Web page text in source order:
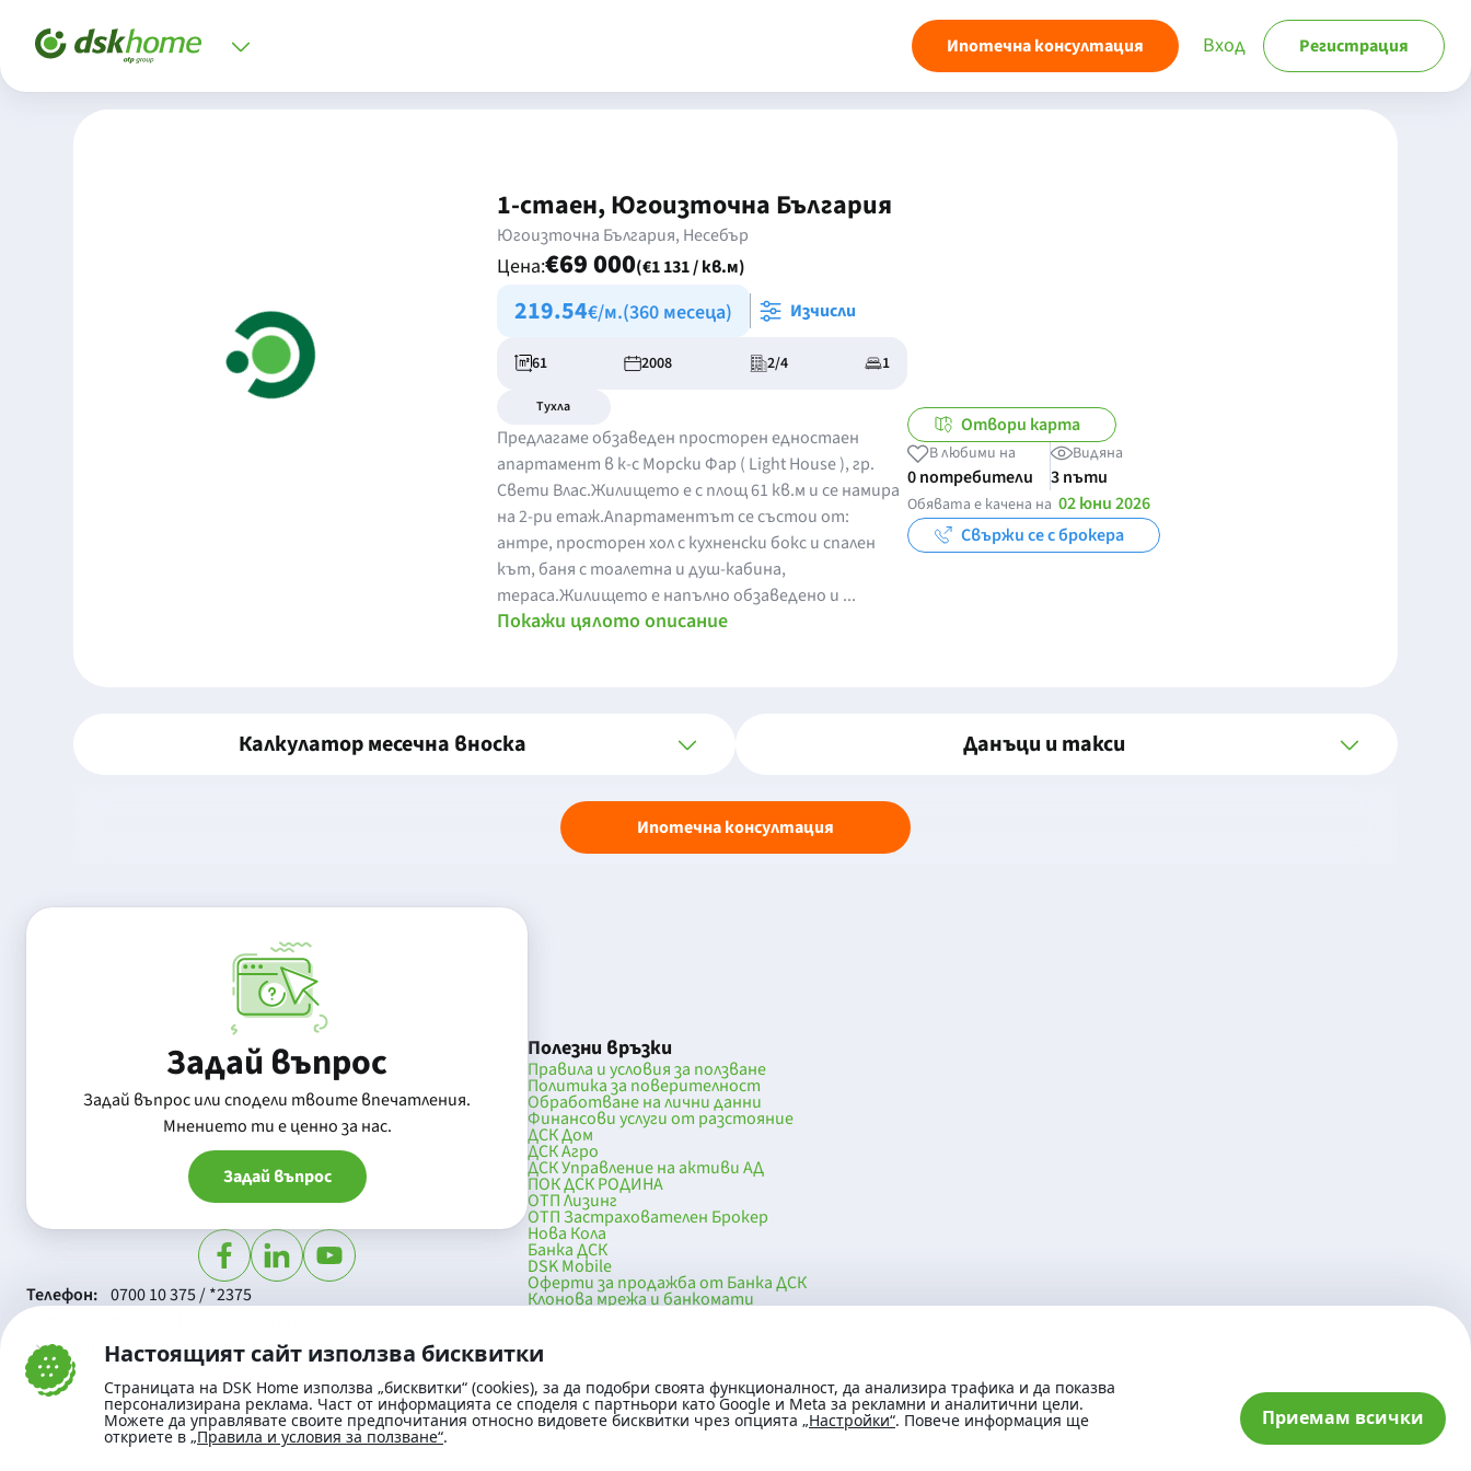
Настоящият сайт използва бисквитки
Страницата на DSK Home използва „бисквитки“ (cookies), за да подобри своята функционалност, да анализира трафика и да показва
персонализирана реклама. Част от информацията се споделя с партньори като Google и Meta за рекламни и аналитични цели.
Можете да управлявате своите предпочитания относно видовете бисквитки чрез опцията „Настройки“. Повече информация ще
откриете в „Правила и условия за ползване“.
Приемам всички
Ипотечна консултация Вход Регистрация
1-стаен, Югоизточна България
Югоизточна България, Несебър
Цена:€69 000(€1 131 / кв.м)
219.54€/м.(360 месеца) Изчисли
61 2008 2/4 1
Тухла
Предлагаме обзаведен просторен едностаен
апартамент в к-с Морски Фар ( Light House ), гр.
Свети Влас.Жилището е с площ 61 кв.м и се намира
на 2-ри етаж.Апартаментът се състои от:
антре, просторен хол с кухненски бокс и спален
кът, баня с тоалетна и душ-кабина,
тераса.Жилището е напълно обзаведено и ...
Покажи цялото описание
Отвори карта
В любими на
0 потребители
Видяна
3 пъти
Обявата е качена на 02 юни 2026
Свържи се с брокера
Калкулатор месечна вноска Данъци и такси
Ипотечна консултация
Задай въпрос
Задай въпрос или сподели твоите впечатления.
Mнението ти е ценно за нас.
Задай въпрос
Телефон:
SWIFT/BIC:
0700 10 375 / *2375
BIC/SWIFT на Банка ДСК: STSABGSF
Полезни връзки
Правила и условия за ползване
Политика за поверителност
Обработване на лични данни
Финансови услуги от разстояние
ДСК Дом
ДСК Агро
ДСК Управление на активи АД
ПОК ДСК РОДИНА
ОТП Лизинг
ОТП Застрахователен Брокер
Нова Кола
Банка ДСК
DSK Mobile
Оферти за продажба от Банка ДСК
Клонова мрежа и банкомати
© 2026 „Банка ДСК“ АД